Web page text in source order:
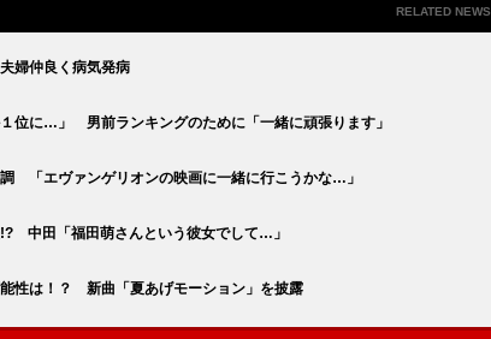
RELATED NEWS
婦仲良く病気発病
位に…」 男前ランキングのために「一緒に頑張ります」
「エヴァンゲリオンの映画に一緒に行こうかな…」
中田「福田萌さんという彼女でして…」
性は！？ 新曲「夏あげモーション」を披露